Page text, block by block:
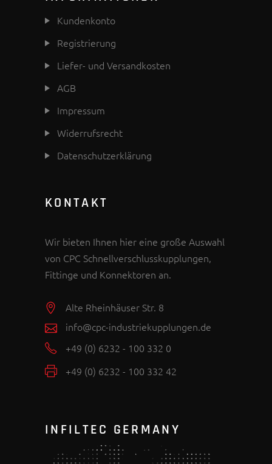
Kundenkonto
Registrierung
Liefer- und Versandkosten
AGB
Impressum
Widerrufsrecht
Datenschutzerklärung
KONTAKT
Wir bieten Ihnen hier eine große Auswahl
von CPC Schnellverschlusskupplungen,
Fittinge und Konnektoren an.
Alte Rheinhäuser Str. 8
info@cpc-industriekupplungen.de
+49 (0) 6232 - 100 332 0
+49 (0) 6232 - 100 332 42
INFILTEC GERMANY